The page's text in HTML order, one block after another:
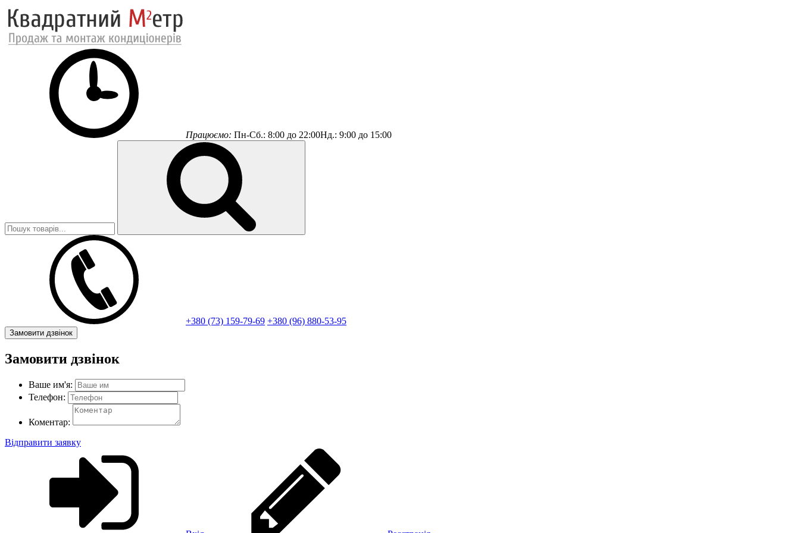
Працюємо: Пн-Сб.: 8:00 до 22:00Нд.: 9:00 до 15:00
+380 (73) 159-79-69 +380 (96) 880-53-95
Замовити дзвінок
Замовити дзвінок
Ваше им'я:
Телефон:
Коментар:
Відправити заявку